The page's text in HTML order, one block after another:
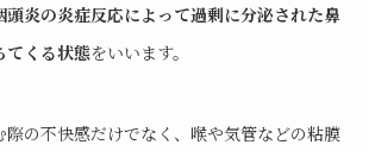
炎の炎症反応によって過剰に分泌された鼻
てくる状態をいいます。
の不快感だけでなく、喉や気管などの粘膜